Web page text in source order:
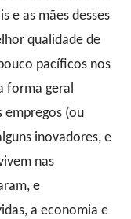
e as mães desses
qualidade de
pacíficos nos
forma geral
empregos (ou
inovadores, e
nas
e
a economia e